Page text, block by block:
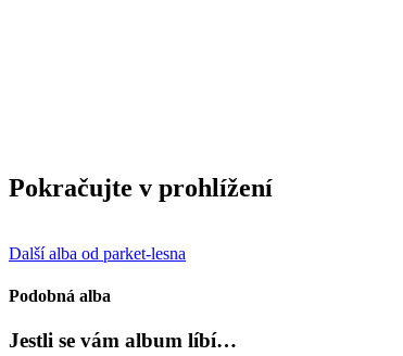
Pokračujte v prohlížení
Další alba od parket-lesna
Podobná alba
Jestli se vám album líbí…